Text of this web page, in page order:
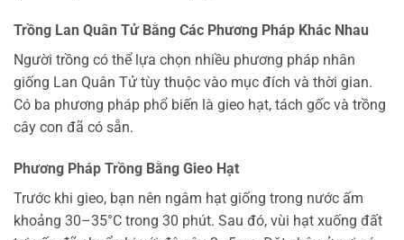
Trồng Lan Quân Tử Bằng Các Phương Pháp Khác Nhau
Người trồng có thể lựa chọn nhiều phương pháp nhân
giống Lan Quân Tử tùy thuộc vào mục đích và thời gian.
Có ba phương pháp phổ biến là gieo hạt, tách gốc và trồng
cây con đã có sẵn.
Phương Pháp Trồng Bằng Gieo Hạt
Trước khi gieo, bạn nên ngâm hạt giống trong nước ấm
khoảng 30–35°C trong 30 phút. Sau đó, vùi hạt xuống đất